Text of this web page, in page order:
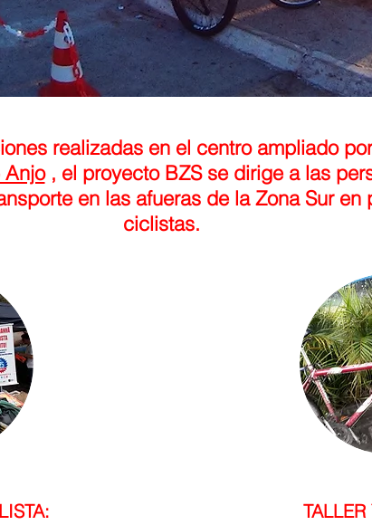
realizadas en el centro ampliado
Anjo, el proyecto BZS se dirige a las
en las afueras de la Zona Sur en
ciclistas.